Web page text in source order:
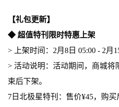
【礼包更新】
◆ 超值特刊限时特惠上架
> 上架时间：2月8日 05:00 - 2月
> 活动说明：活动期间，商城将
束后下架。
7日北极星特刊：售价¥45，购